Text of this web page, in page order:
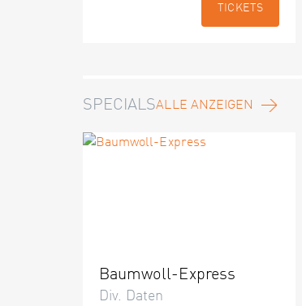
TICKETS
SPECIALSALLE ANZEIGEN
Baumwoll-Express
Div. Daten